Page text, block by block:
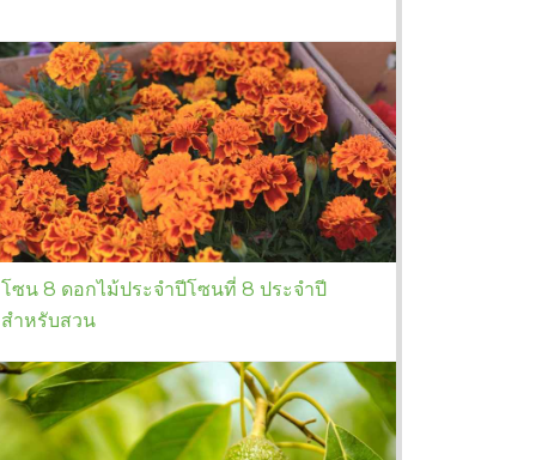
โซน 8 ดอกไม้ประจำปีโซนที่ 8 ประจำปี
สำหรับสวน